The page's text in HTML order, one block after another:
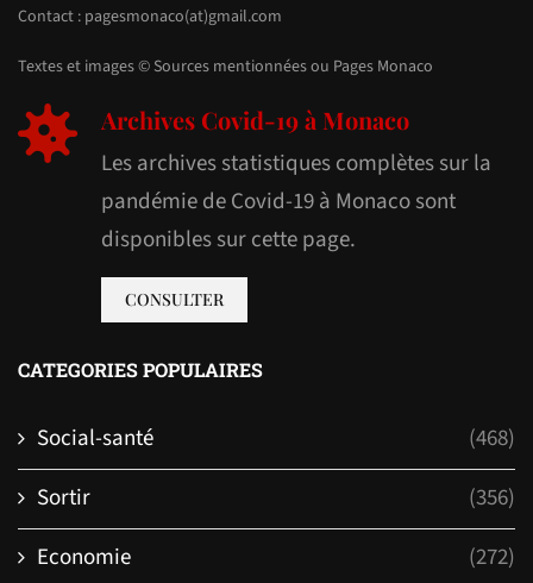
Contact : pagesmonaco(at)gmail.com
Textes et images © Sources mentionnées ou Pages Monaco
Archives Covid-19 à Monaco
Les archives statistiques complètes sur la
pandémie de Covid-19 à Monaco sont
disponibles sur cette page.
CONSULTER
CATEGORIES POPULAIRES
Social-santé
(468)
Sortir
(356)
Economie
(272)